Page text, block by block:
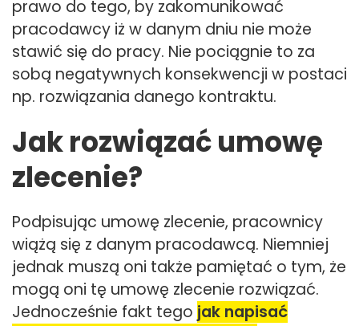
prawo do tego, by zakomunikować
pracodawcy iż w danym dniu nie może
stawić się do pracy. Nie pociągnie to za
sobą negatywnych konsekwencji w postaci
np. rozwiązania danego kontraktu.
Jak rozwiązać umowę
zlecenie?
Podpisując umowę zlecenie, pracownicy
wiążą się z danym pracodawcą. Niemniej
jednak muszą oni także pamiętać o tym, że
mogą oni tę umowę zlecenie rozwiązać.
Jednocześnie fakt tego jak napisać